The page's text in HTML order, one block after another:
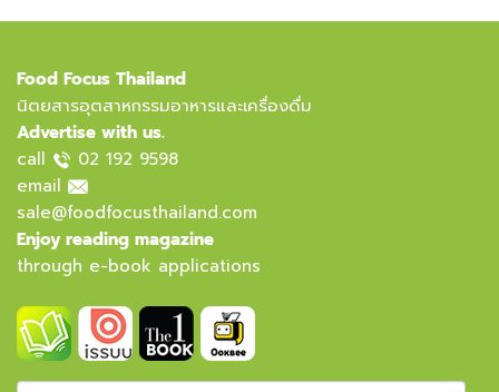
Food Focus Thailand
นิตยสารอุตสาหกรรมอาหารและเครื่องดื่ม
Advertise with us.
call
02 192 9598
email
sale@foodfocusthailand.com
Enjoy reading magazine
through e-book applications